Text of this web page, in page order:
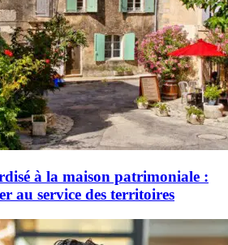
à la maison patrimoniale :
au service des territoires